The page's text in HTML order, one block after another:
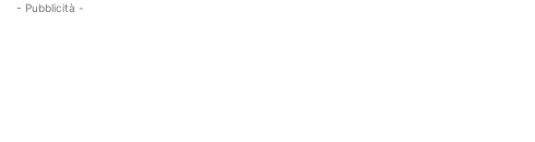
- Pubblicità -